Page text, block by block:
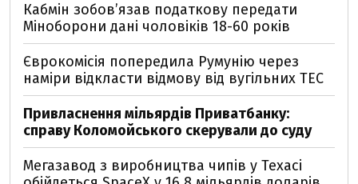
Кабмін зобовʼязав податкову передати
Міноборони дані чоловіків 18-60 років
Єврокомісія попередила Румунію через
наміри відкласти відмову від вугільних ТЕС
Привласнення мільярдів Приватбанку:
справу Коломойського скерували до суду
Мегазавод з виробництва чипів у Техасі